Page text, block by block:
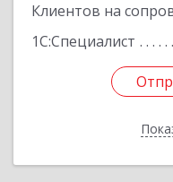
Клиентов на
1С:Специалист